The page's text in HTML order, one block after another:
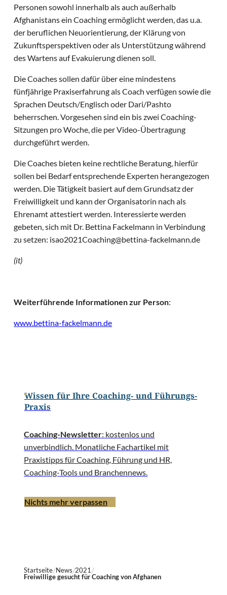
Personen sowohl innerhalb als auch außerhalb
Afghanistans ein Coaching ermöglicht werden, das u.a.
der beruflichen Neuorientierung, der Klärung von
Zukunftsperspektiven oder als Unterstützung während
des Wartens auf Evakuierung dienen soll.
Die Coaches sollen dafür über eine mindestens
fünfjährige Praxiserfahrung als Coach verfügen sowie die
Sprachen Deutsch/Englisch oder Dari/Pashto
beherrschen. Vorgesehen sind ein bis zwei Coaching-
Sitzungen pro Woche, die per Video-Übertragung
durchgeführt werden.
Die Coaches bieten keine rechtliche Beratung, hierfür
sollen bei Bedarf entsprechende Experten herangezogen
werden. Die Tätigkeit basiert auf dem Grundsatz der
Freiwilligkeit und kann der Organisatorin nach als
Ehrenamt attestiert werden. Interessierte werden
gebeten, sich mit Dr. Bettina Fackelmann in Verbindung
zu setzen: isao2021Coaching@bettina-fackelmann.de
(it)
Weiterführende Informationen zur Person:
www.bettina-fackelmann.de
Wissen für Ihre Coaching- und Führungs-
Praxis
Coaching-Newsletter: kostenlos und
unverbindlich. Monatliche Fachartikel mit
Praxistipps für Coaching, Führung und HR,
Coaching-Tools und Branchennews.
Nichts mehr verpassen
Startseite News 2021
Freiwillige gesucht für Coaching von Afghanen